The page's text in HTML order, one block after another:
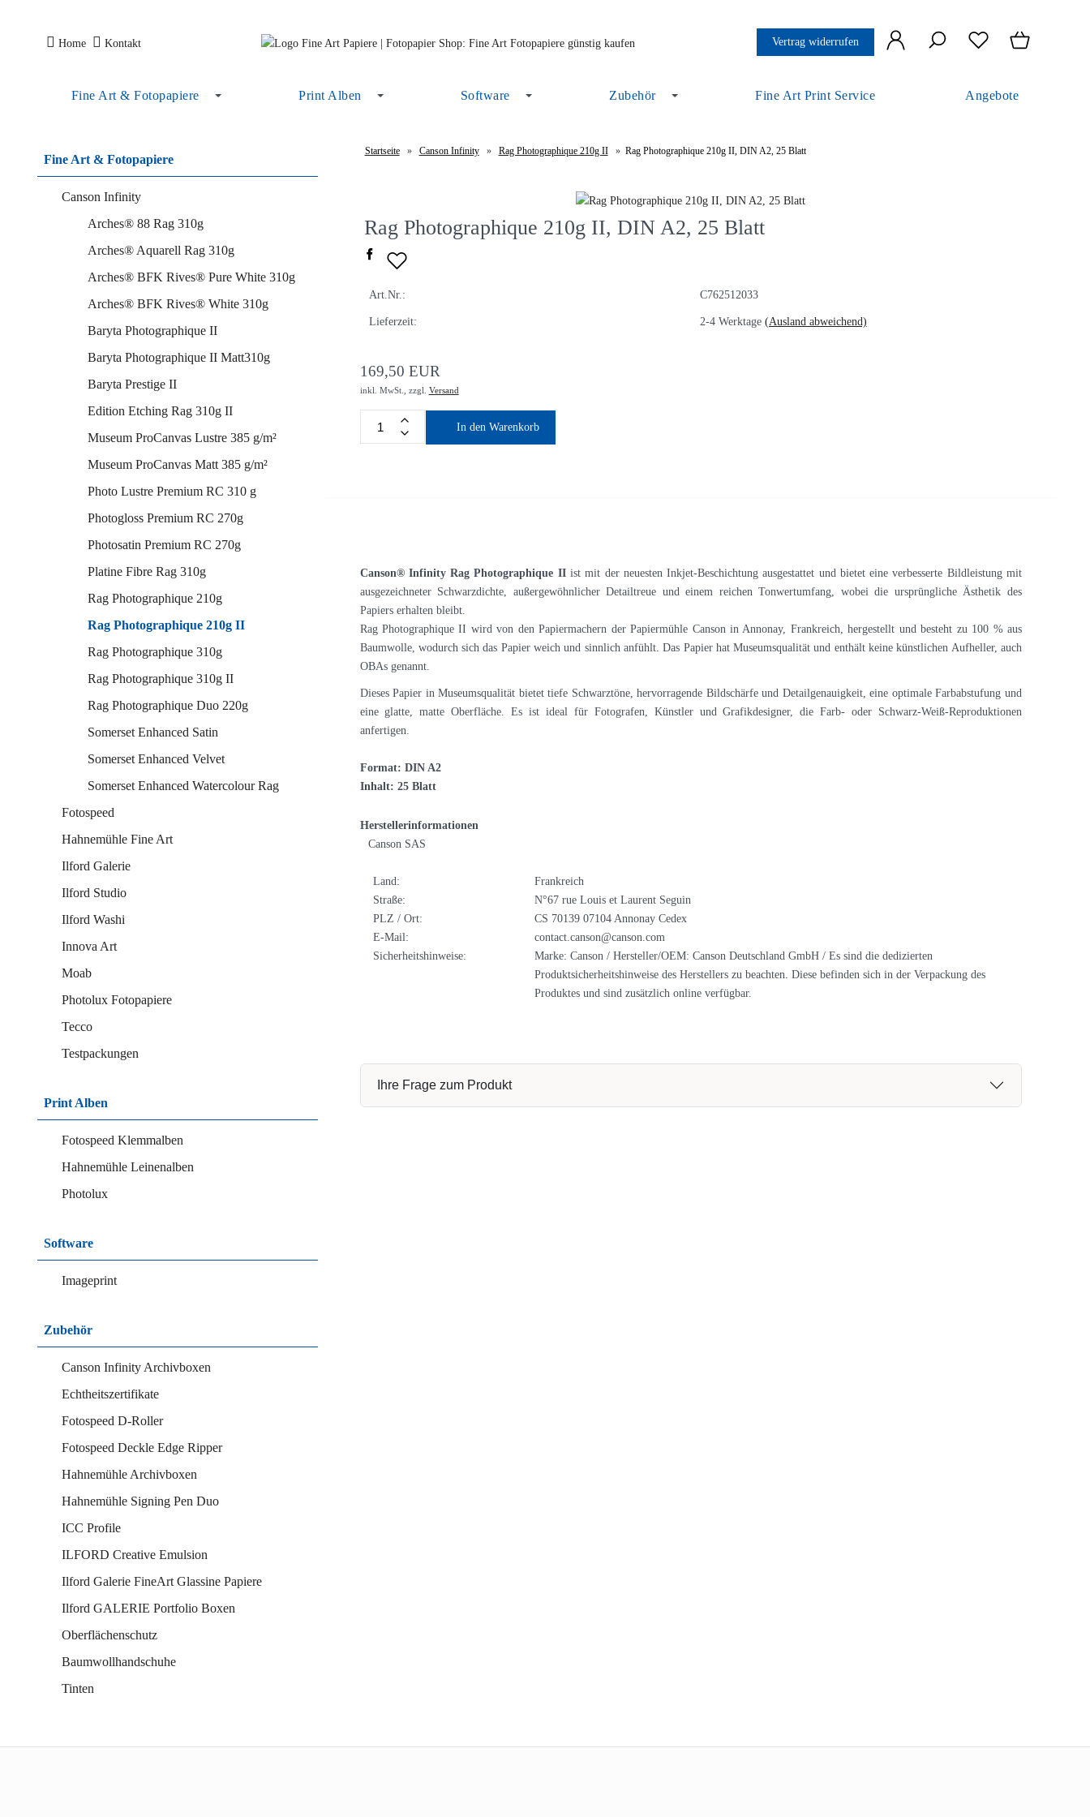
Home Kontakt Vertrag widerrufen
Fine Art & Fotopapiere Print Alben Software Zubehör Fine Art Print Service Angebote
Fine Art & Fotopapiere
Canson Infinity
Arches® 88 Rag 310g
Arches® Aquarell Rag 310g
Arches® BFK Rives® Pure White 310g
Arches® BFK Rives® White 310g
Baryta Photographique II
Baryta Photographique II Matt310g
Baryta Prestige II
Edition Etching Rag 310g II
Museum ProCanvas Lustre 385 g/m²
Museum ProCanvas Matt 385 g/m²
Photo Lustre Premium RC 310 g
Photogloss Premium RC 270g
Photosatin Premium RC 270g
Platine Fibre Rag 310g
Rag Photographique 210g
Rag Photographique 210g II
Rag Photographique 310g
Rag Photographique 310g II
Rag Photographique Duo 220g
Somerset Enhanced Satin
Somerset Enhanced Velvet
Somerset Enhanced Watercolour Rag
Fotospeed
Hahnemühle Fine Art
Ilford Galerie
Ilford Studio
Ilford Washi
Innova Art
Moab
Photolux Fotopapiere
Tecco
Testpackungen
Print Alben
Fotospeed Klemmalben
Hahnemühle Leinenalben
Photolux
Software
Imageprint
Zubehör
Canson Infinity Archivboxen
Echtheitszertifikate
Fotospeed D-Roller
Fotospeed Deckle Edge Ripper
Hahnemühle Archivboxen
Hahnemühle Signing Pen Duo
ICC Profile
ILFORD Creative Emulsion
Ilford Galerie FineArt Glassine Papiere
Ilford GALERIE Portfolio Boxen
Oberflächenschutz
Baumwollhandschuhe
Tinten
Startseite » Canson Infinity » Rag Photographique 210g II » Rag Photographique 210g II, DIN A2, 25 Blatt
Rag Photographique 210g II, DIN A2, 25 Blatt
Art.Nr.: C762512033
Lieferzeit: 2-4 Werktage (Ausland abweichend)
169,50 EUR
inkl. MwSt., zzgl. Versand
In den Warenkorb
Canson® Infinity Rag Photographique IIist mit der neuesten Inkjet-Beschichtung ausgestattet und bietet eine verbesserte Bildleistung mit
ausgezeichneter Schwarzdichte, außergewöhnlicher Detailtreue und einem reichen Tonwertumfang, wobei die ursprüngliche Ästhetik des
Papiers erhalten bleibt.
Rag Photographique II wird von den Papiermachern der Papiermühle Canson in Annonay, Frankreich, hergestellt und besteht zu 100 % aus
Baumwolle, wodurch sich das Papier weich und sinnlich anfühlt. Das Papier hat Museumsqualität und enthält keine künstlichen Aufheller, auch
OBAs genannt.
Dieses Papier in Museumsqualität bietet tiefe Schwarztöne, hervorragende Bildschärfe und Detailgenauigkeit, eine optimale Farbabstufung und
eine glatte, matte Oberfläche. Es ist ideal für Fotografen, Künstler und Grafikdesigner, die Farb- oder Schwarz-Weiß-Reproduktionen
anfertigen.
Format: DIN A2
Inhalt: 25 Blatt
Herstellerinformationen
Canson SAS
Land:
Frankreich
Straße:
N°67 rue Louis et Laurent Seguin
PLZ / Ort:
CS 70139 07104 Annonay Cedex
E-Mail:
contact.canson@canson.com
Sicherheitshinweise:
Marke: Canson / Hersteller/OEM: Canson Deutschland GmbH / Es sind die dedizierten
Produktsicherheitshinweise des Herstellers zu beachten. Diese befinden sich in der Verpackung des
Produktes und sind zusätzlich online verfügbar.
Ihre Frage zum Produkt